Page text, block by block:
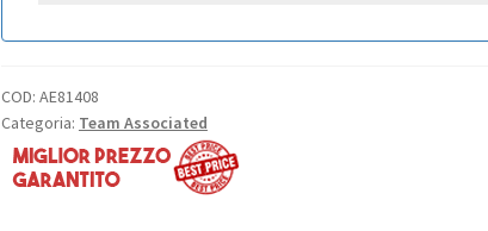
COD: AE81408
Categoria: Team Associated